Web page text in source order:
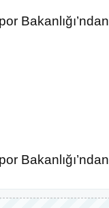
Bakanlığı’ndan
Bakanlığı’ndan